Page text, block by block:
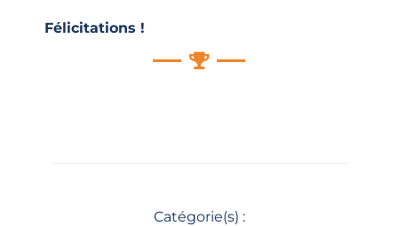
Félicitations !
Catégorie(s) :